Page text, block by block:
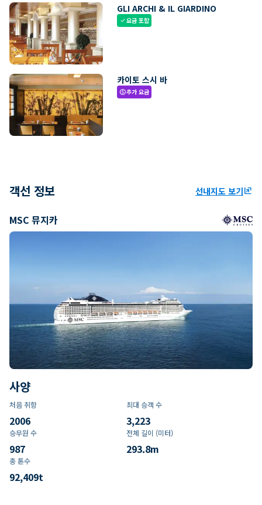
GLI ARCHI & IL GIARDINO
check요금 포함
카이토 스시 바
paid추가 요금
객선 정보 선내지도 보기ungroup
MSC 뮤지카
사양
처음 취항
2006
최대 승객 수
3,223
승무원 수
987
전체 길이 (미터)
293.8m
총 톤수
92,409t